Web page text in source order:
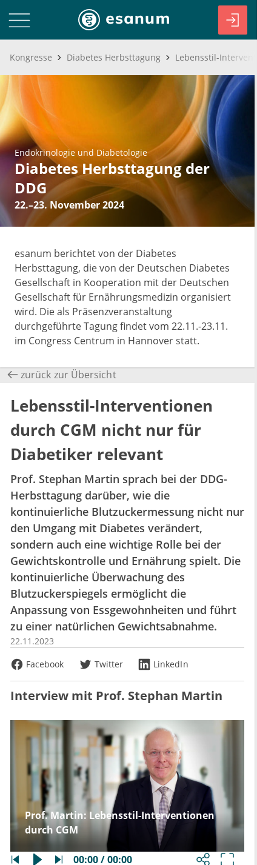
Kongresse Diabetes Herbsttagung
Endokrinologie und Diabetologie
Diabetes Herbsttagung der
DDG
22.–23. November 2024
esanum berichtet von der Diabetes
Herbsttagung, die von der Deutschen Diabetes
Gesellschaft in Kooperation mit der Deutschen
Gesellschaft für Ernährungsmedizin organisiert
wird. Die als Präsenzveranstaltung
durchgeführte Tagung findet vom 22.11.-23.11.
im Congress Centrum in Hannover statt.
zurück zur Übersicht
Lebensstil-Interventionen
durch CGM nicht nur für
Diabetiker relevant
Prof. Stephan Martin sprach bei der DDG-
Herbsttagung darüber, wie die
kontinuierliche Blutzuckermessung nicht nur
den Umgang mit Diabetes verändert,
sondern auch eine wichtige Rolle bei der
Gewichtskontrolle und Ernährung spielt. Die
kontinuierliche Überwachung des
Blutzuckerspiegels ermöglicht die
Anpassung von Essgewohnheiten und führt
zu einer natürlichen Gewichtsabnahme.
22.11.2023
Facebook
Twitter LinkedIn
Interview mit Prof. Stephan Martin
Prof. Martin: Lebensstil-Interventionen
durch CGM
00:00 / 00:00